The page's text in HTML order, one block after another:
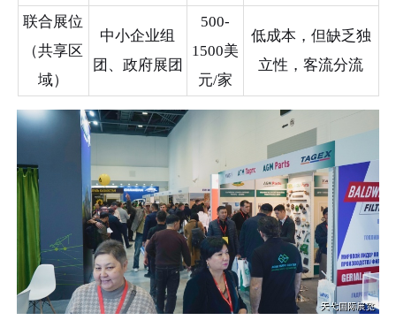
联合展位
（共享区
域）
中小企业组
团、政府展团
500-
1500美
元/家
低成本，但缺乏独
立性，客流分流